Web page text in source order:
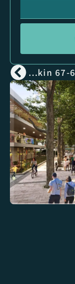
Hankin 67-69 Holon